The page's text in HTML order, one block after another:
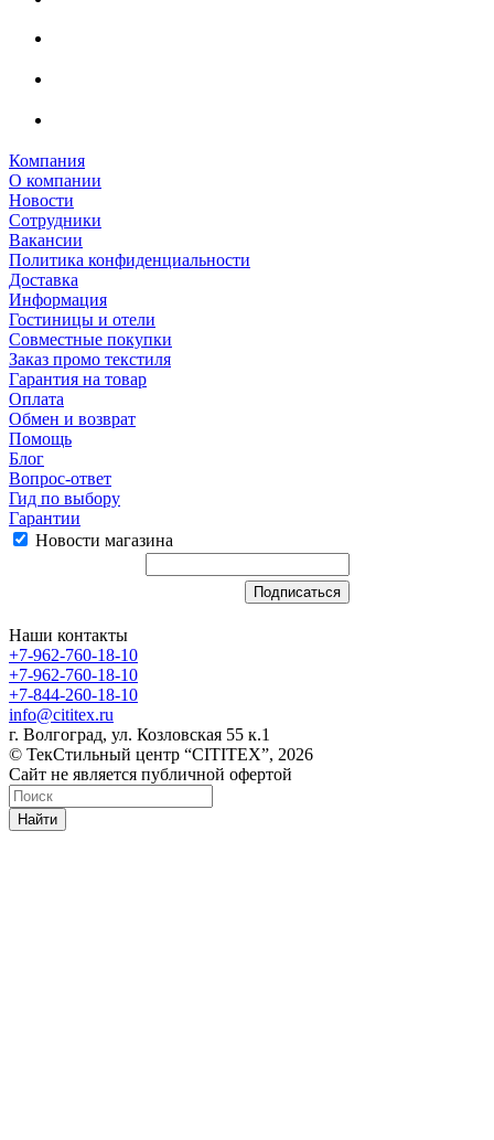
Компания
О компании
Новости
Сотрудники
Вакансии
Политика конфиденциальности
Доставка
Информация
Гостиницы и отели
Совместные покупки
Заказ промо текстиля
Гарантия на товар
Оплата
Обмен и возврат
Помощь
Блог
Вопрос-ответ
Гид по выбору
Гарантии
Новости магазина
Наши контакты
+7-962-760-18-10
+7-962-760-18-10
+7-844-260-18-10
info@cititex.ru
г. Волгоград, ул. Козловская 55 к.1
© ТекСтильный центр “CITITEX”, 2026
Сайт не является публичной офертой
Найти